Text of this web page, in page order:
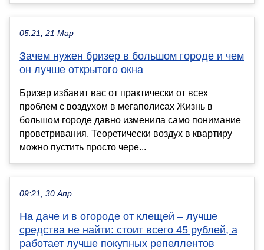
05:21, 21 Мар
Зачем нужен бризер в большом городе и чем
он лучше открытого окна
Бризер избавит вас от практически от всех
проблем с воздухом в мегаполисах Жизнь в
большом городе давно изменила само понимание
проветривания. Теоретически воздух в квартиру
можно пустить просто чере...
09:21, 30 Апр
На даче и в огороде от клещей – лучше
средства не найти: стоит всего 45 рублей, а
работает лучше покупных репеллентов